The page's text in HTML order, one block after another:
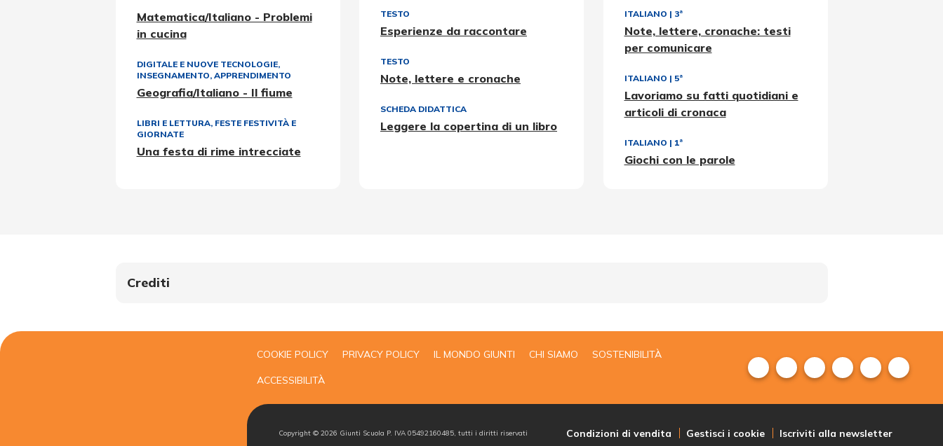
Matematica/Italiano - Problemi
in cucina
DIGITALE E NUOVE TECNOLOGIE,
INSEGNAMENTO, APPRENDIMENTO
Geografia/Italiano - Il fiume
LIBRI E LETTURA, FESTE FESTIVITÀ E
GIORNATE
Una festa di rime intrecciate
TESTO
Esperienze da raccontare
TESTO
Note, lettere e cronache
SCHEDA DIDATTICA
Leggere la copertina di un libro
ITALIANO | 3ª
Note, lettere, cronache: testi
per comunicare
ITALIANO | 5ª
Lavoriamo su fatti quotidiani e
articoli di cronaca
ITALIANO | 1ª
Giochi con le parole
Crediti
COOKIE POLICY PRIVACY POLICY IL MONDO GIUNTI CHI SIAMO SOSTENIBILITÀ
ACCESSIBILITÀ
Copyright © 2026 Giunti Scuola P. IVA 05492160485, tutti i diritti riservati Condizioni di vendita Gestisci i cookie Iscriviti alla newsletter